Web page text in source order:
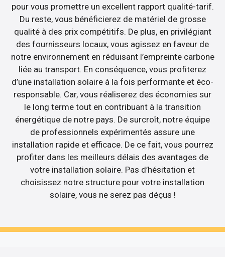
pour vous promettre un excellent rapport qualité-tarif.
Du reste, vous bénéficierez de matériel de grosse
qualité à des prix compétitifs. De plus, en privilégiant
des fournisseurs locaux, vous agissez en faveur de
notre environnement en réduisant l’empreinte carbone
liée au transport. En conséquence, vous profiterez
d’une installation solaire à la fois performante et éco-
responsable. Car, vous réaliserez des économies sur
le long terme tout en contribuant à la transition
énergétique de notre pays. De surcroît, notre équipe
de professionnels expérimentés assure une
installation rapide et efficace. De ce fait, vous pourrez
profiter dans les meilleurs délais des avantages de
votre installation solaire. Pas d’hésitation et
choisissez notre structure pour votre installation
solaire, vous ne serez pas déçus !